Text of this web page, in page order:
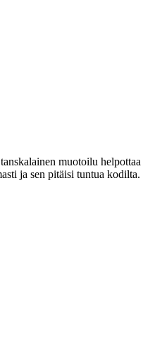
muotoilu
ja sen pitäisi tuntua kodilta.